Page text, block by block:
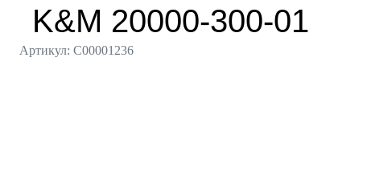
K&M 20000-300-01
Артикул: С00001236